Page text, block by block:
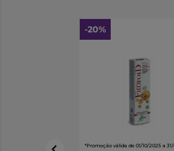
-20%
*Promoção válida de 01/10/2025 a